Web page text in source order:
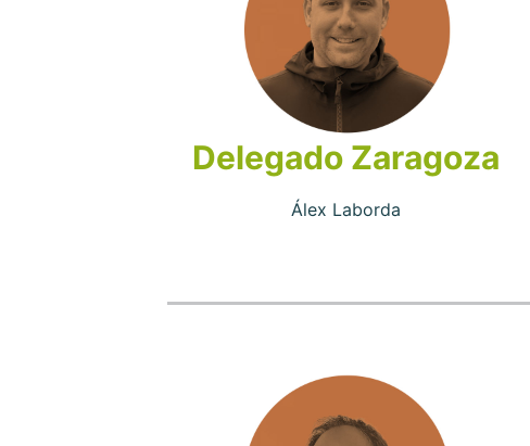
Delegado Zaragoza
Álex Laborda